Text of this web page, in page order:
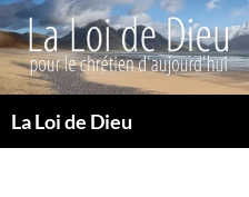
La Loi de Dieu